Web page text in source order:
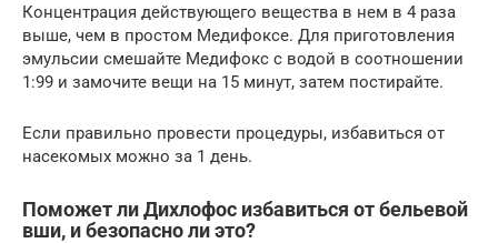
Концентрация действующего вещества в нем в 4 раза
выше, чем в простом Медифоксе. Для приготовления
эмульсии смешайте Медифокс с водой в соотношении
1:99 и замочите вещи на 15 минут, затем постирайте.
Если правильно провести процедуры, избавиться от
насекомых можно за 1 день.
Поможет ли Дихлофос избавиться от бельевой
вши, и безопасно ли это?